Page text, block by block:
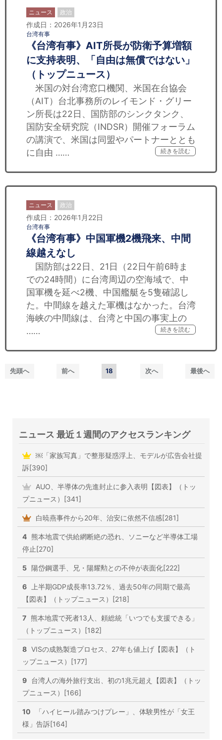
ニュース 政治
作成日：2026年1月23日
台湾有事
《台湾有事》AIT所長が防衛予算増額
に支持表明、「自由は無償ではない」
（トップニュース）
米国の対台湾窓口機関、米国在台協会
（AIT）台北事務所のレイモンド・グリー
ン所長は22日、国防部のシンクタンク、
国防安全研究院（INDSR）開催フォーラム
の講演で、米国は同盟やパートナーととも
に自由 ……
続きを読む
ニュース 政治
作成日：2026年1月22日
台湾有事
《台湾有事》中国軍機2機飛来、中間
線越えなし
国防部は22日、21日（22日午前6時ま
での24時間）に台湾周辺の空海域で、中
国軍機を延べ2機、中国艦艇を5隻確認し
た。中間線を越えた軍機はなかった。台湾
海峡の中間線は、台湾と中国の事実上の
……
続きを読む
先頭へ 前へ 18 次へ 最後へ
ニュース 最近１週間のアクセスランキング
￼「家族写真」で整形疑惑浮上、モデルが広告会社提
訴[390]
AUO、半導体の先進封止に参入表明【図表】（トッ
プニュース）[341]
白暁燕事件から20年、治安に依然不信感[281]
4 熊本地震で供給網断絶の恐れ、ソニーなど半導体工場
停止[270]
5 陽岱鋼選手、兄・陽耀勲との不仲が表面化[222]
6
上半期GDP成長率13.72％、過去50年の同期で最高
【図表】（トップニュース）[218]
7 熊本地震で死者13人、頼総統「いつでも支援できる」
（トップニュース）[182]
8 VISの成熟製造プロセス、27年も値上げ【図表】（ト
ップニュース）[177]
9 台湾人の海外旅行支出、初の1兆元超え【図表】（トッ
プニュース）[166]
10
「ハイヒール踏みつけプレー」、体験男性が「女王
様」告訴[164]